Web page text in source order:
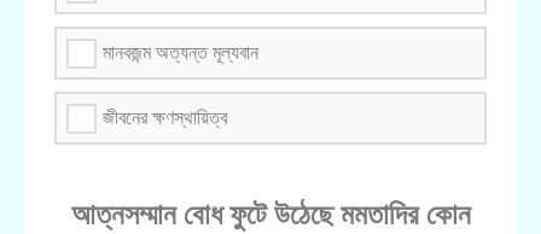
মানবজন্ম অত্যন্ত মূল্যবান
জীবনের ক্ষণস্থায়িত্ব
আত্নসম্মান বোধ ফুটে উঠেছে মমতাদির কোন